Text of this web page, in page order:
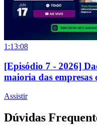
1:13:08
[Episódio 7 - 2026]
maioria das empresas
Assistir
Dúvidas